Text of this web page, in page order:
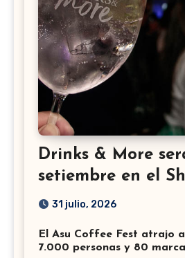
Drinks & More
setiembre en el
31 julio, 2026
El Asu Coffee Fest atrajo a
7.000 personas y 80